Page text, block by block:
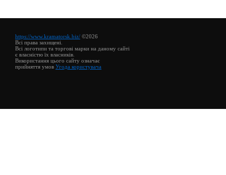
https://www.kramatorsk.biz/ ©2026
Всі права захищені.
Всі логотипи та торгові марки на даному сайті
є власністю їх власників.
Використання цього сайту означає
прийняття умов Угода користувача